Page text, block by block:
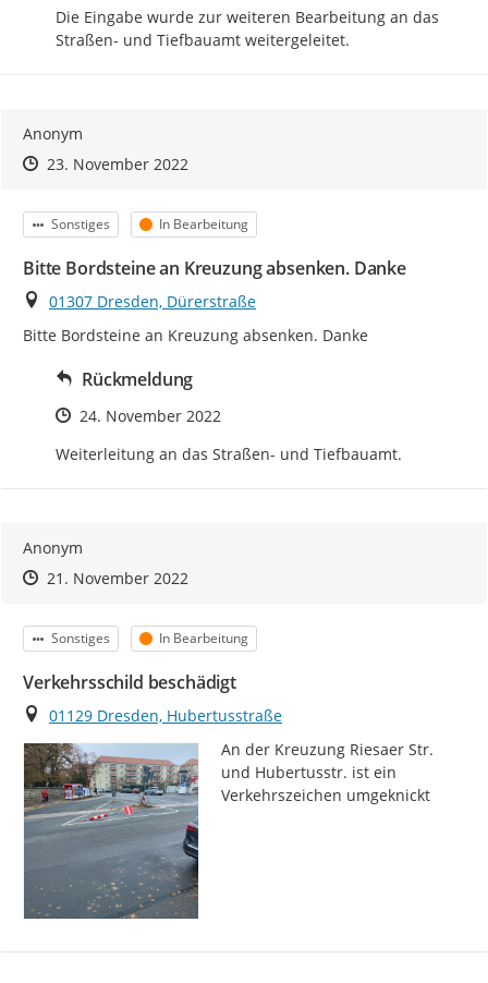
Die Eingabe wurde zur weiteren Bearbeitung an das
Straßen- und Tiefbauamt weitergeleitet.
Anonym
Zeitpunkt des Erstellens
Zeitpunkt des Erstellens
23. November 2022Zur Äußerung
Kategorie
Sonstiges Status
In Bearbeitung
Bitte Bordsteine an Kreuzung absenken. Danke
Ort
01307 Dresden, Dürerstraße
Bitte Bordsteine an Kreuzung absenken. Danke
Rückmeldung
Zeitpunkt des Erstellens
24. November 2022
Weiterleitung an das Straßen- und Tiefbauamt.
Anonym
Zeitpunkt des Erstellens
Zeitpunkt des Erstellens
21. November 2022Zur Äußerung
Kategorie
Sonstiges Status
In Bearbeitung
Verkehrsschild beschädigt
Ort
01129 Dresden, Hubertusstraße
An der Kreuzung Riesaer Str.
und Hubertusstr. ist ein
Verkehrszeichen umgeknickt